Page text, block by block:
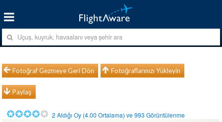
Fotoğraf Gezmeye Geri Dön Fotoğraflarınızı Yükleyin
Paylaş
2 Aldığı Oy (4.00 Ortalama) ve993 Görüntülenme